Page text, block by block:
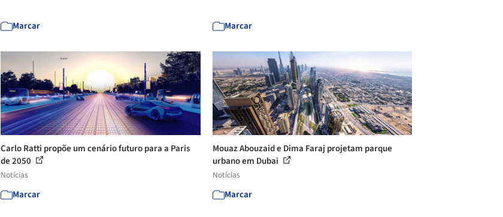
Marcar Marcar
Carlo Ratti propõe um cenário futuro para a Paris
de 2050
Notícias
Marcar
Mouaz Abouzaid e Dima Faraj projetam parque
urbano em Dubai
Notícias
Marcar